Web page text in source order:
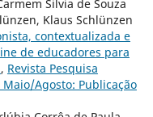
Silvia de Souza
Klaus Schlünzen
contextualizada e
de educadores para
, Revista Pesquisa
Agosto: Publicação